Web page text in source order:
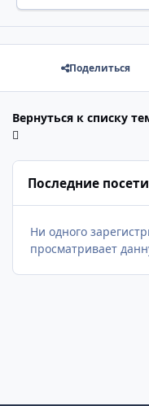
Поделиться
Вернуться к списку
Последние
Ни одного
просматривает